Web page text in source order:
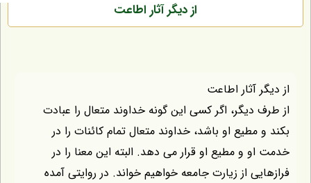
از ديگر آثار اطاعت
اطاعت
اگر كسى اين گونه خداوند متعال را عبادت
او باشد، خداوند متعال تمام كائنات را در
و مطيع او قرار مى دهد. البته اين معنا را در
از زيارت جامعه خواهيم خواند. در روايتى آمده